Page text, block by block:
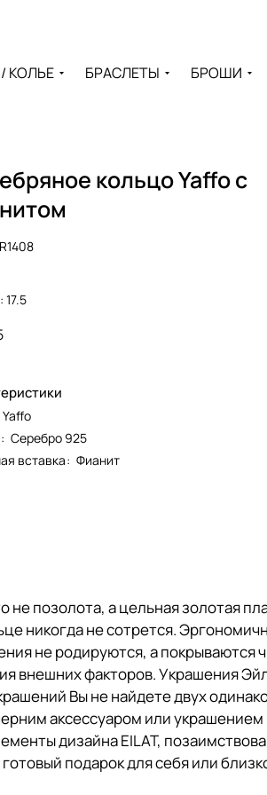
КОЛЬЕ БРАСЛЕТЫ БРОШИ
кольцо Yaffo с
17.5
Yaffo
: Серебро 925
вставка: Фианит
позолота, а цельная золотая
никогда не сотрется.
не родируются, а
внешних факторов. Украшения
Вы не найдете двух
аксессуаром или
дизайна EILAT,
подарок для себя или